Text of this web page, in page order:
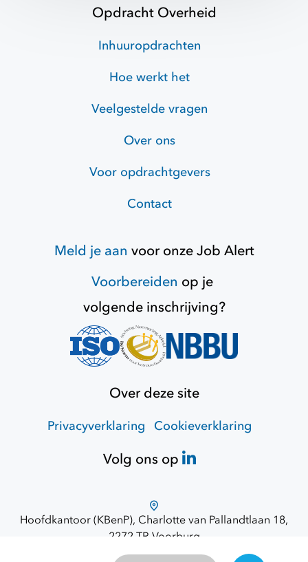
Opdracht Overheid
Inhuuropdrachten
Hoe werkt het
Veelgestelde vragen
Over ons
Voor opdrachtgevers
Contact
Meld je aan voor onzeJob Alert
Voorbereiden op je
volgende inschrijving?
Over deze site
Privacyverklaring Cookieverklaring
Volg ons op
Hoofdkantoor (KBenP), Charlotte van Pallandtlaan 18,
2272 TR Voorburg
Route via Google Maps